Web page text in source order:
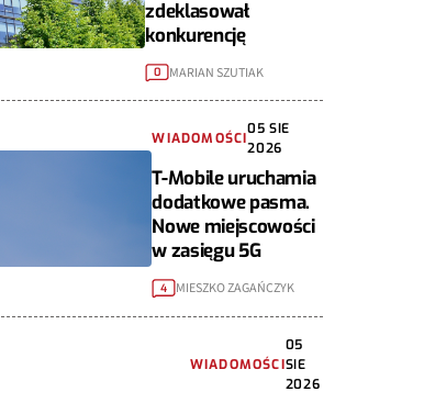
zdeklasował
konkurencję
0 MARIAN SZUTIAK
WIADOMOŚCI
05 SIE
2026
T-Mobile uruchamia
dodatkowe pasma.
Nowe miejscowości
w zasięgu 5G
4 MIESZKO ZAGAŃCZYK
WIADOMOŚCI
05
SIE
2026